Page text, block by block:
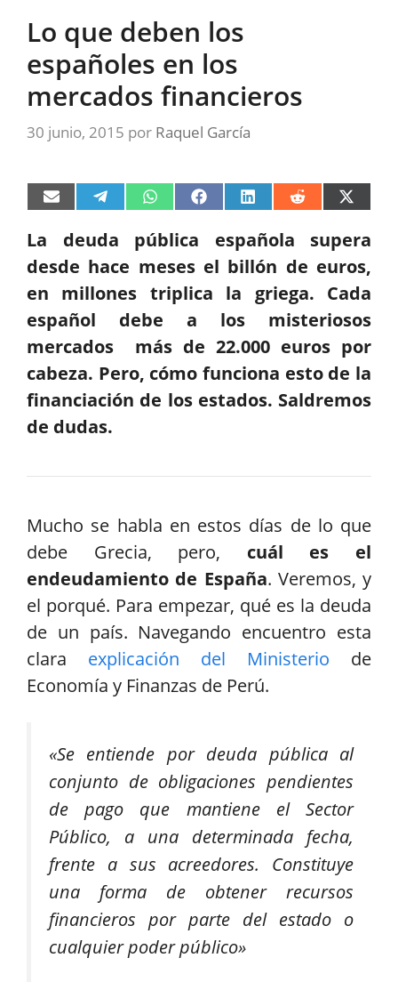
Lo que deben los
españoles en los
mercados financieros
30 junio, 2015 por Raquel García
Compartir
en
Compartir
en
Compartir
en
Compartir
en
Compartir
en
Compartir
en en
(Twitter)
La deuda pública española supera
desde hace meses el billón de euros,
en millones triplica la griega. Cada
español debe a los misteriosos
mercados más de 22.000 euros por
cabeza. Pero, cómo funciona esto de la
financiación de los estados. Saldremos
de dudas.
Mucho se habla en estos días de lo que
debe Grecia, pero, cuál es el
endeudamiento de España. Veremos, y
el porqué. Para empezar, qué es la deuda
de un país. Navegando encuentro esta
clara explicación del Ministerio de
Economía y Finanzas de Perú.
«Se entiende por deuda pública al
conjunto de obligaciones pendientes
de pago que mantiene el Sector
Público, a una determinada fecha,
frente a sus acreedores. Constituye
una forma de obtener recursos
financieros por parte del estado o
cualquier poder público»